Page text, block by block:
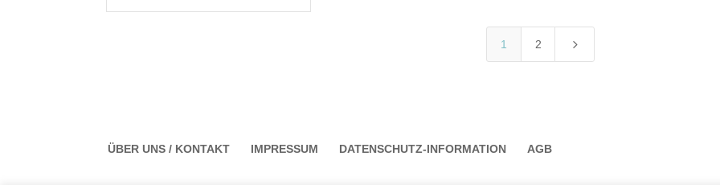
1 2 5
ÜBER UNS / KONTAKT IMPRESSUM DATENSCHUTZ-INFORMATION AGB